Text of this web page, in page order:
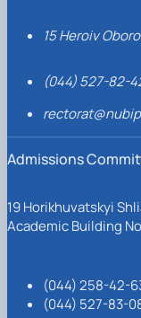
15 Heroiv
(044) 527-82-
Admissions
19 Horikhuvatskyi
Academic Building
(044) 258-42-
(044) 527-83-